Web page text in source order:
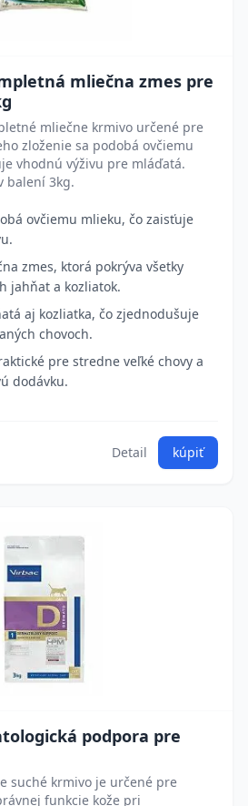
mliečna zmes pre
mliečne krmivo určené pre
zloženie sa podobá ovčiemu
vhodnú výživu pre mláďatá.
balení 3kg.
ovčiemu mlieku, čo zaisťuje
zmes, ktorá pokrýva všetky
jahňat a kozliatok.
aj kozliatka, čo zjednodušuje
chovoch.
pre stredne veľké chovy a
dodávku.
Detail kúpiť
podpora pre
suché krmivo je určené pre
funkcie kože pri